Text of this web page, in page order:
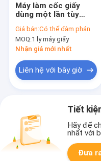
Máy làm cốc giấy
dùng một lần tùy
Trà và cốc cà phê với
PE / PLA tráng
Giá bán:Có thể đàm phán
MOQ:1 ly máy giấy
Nhận giá mới nhất
Liên hệ với bây giờ
Tiết
Hãy để
nhất với
Đưa